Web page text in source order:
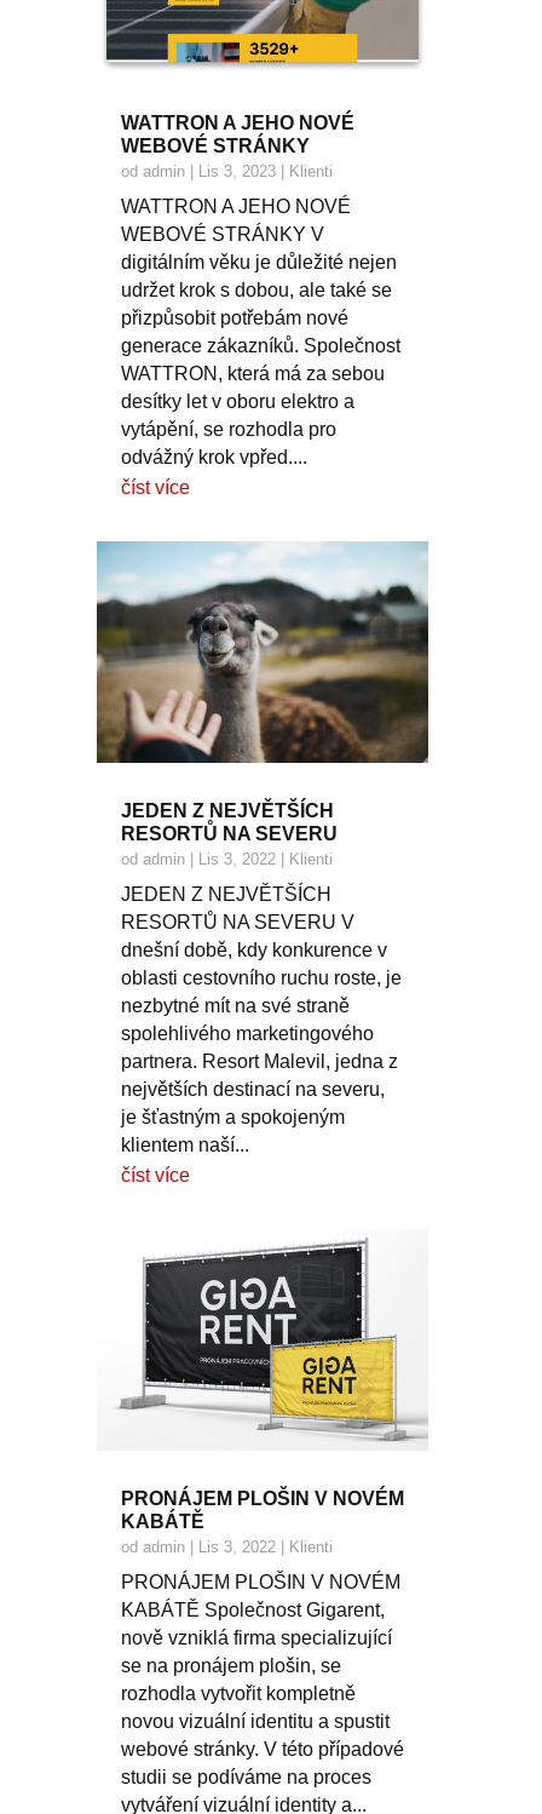
WATTRON A JEHO NOVÉ
WEBOVÉ STRÁNKY
od admin| Lis 3, 2023| Klienti
WATTRON A JEHO NOVÉ
WEBOVÉ STRÁNKY V
digitálním věku je důležité nejen
udržet krok s dobou, ale také se
přizpůsobit potřebám nové
generace zákazníků. Společnost
WATTRON, která má za sebou
desítky let v oboru elektro a
vytápění, se rozhodla pro
odvážný krok vpřed....
číst více
JEDEN Z NEJVĚTŠÍCH
RESORTŮ NA SEVERU
od admin| Lis 3, 2022| Klienti
JEDEN Z NEJVĚTŠÍCH
RESORTŮ NA SEVERU V
dnešní době, kdy konkurence v
oblasti cestovního ruchu roste, je
nezbytné mít na své straně
spolehlivého marketingového
partnera. Resort Malevil, jedna z
největších destinací na severu,
je šťastným a spokojeným
klientem naší...
číst více
PRONÁJEM PLOŠIN V NOVÉM
KABÁTĚ
od admin| Lis 3, 2022| Klienti
PRONÁJEM PLOŠIN V NOVÉM
KABÁTĚ Společnost Gigarent,
nově vzniklá firma specializující
se na pronájem plošin, se
rozhodla vytvořit kompletně
novou vizuální identitu a spustit
webové stránky. V této případové
studii se podíváme na proces
vytváření vizuální identity a...